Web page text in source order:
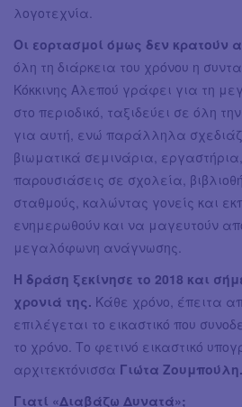
λογοτεχνία.
Οι εορτασμοί όμως δεν κρατούν
όλη τη διάρκεια του χρόνου η
Κόκκινης Αλεπού γράφει για τη
στο περιοδικό, ταξιδεύει σε όλη
για αυτή, ενώ παράλληλα
βιωματικά σεμινάρια,
παρουσιάσεις σε σχολεία,
σταθμούς, καλώντας γονείς και
ενημερωθούν και να μαγευτούν
μεγαλόφωνη ανάγνωσης.
Η δράση ξεκίνησε το 2018 και
χρονιά της. Κάθε χρόνο, έπειτα
επιλέγεται το εικαστικό που
το χρόνο. Το φετινό εικαστικό
αρχιτεκτόνισσα Γιώτα Ζουμπούλη.
Γιατί «Διαβάζω Δυνατά»;